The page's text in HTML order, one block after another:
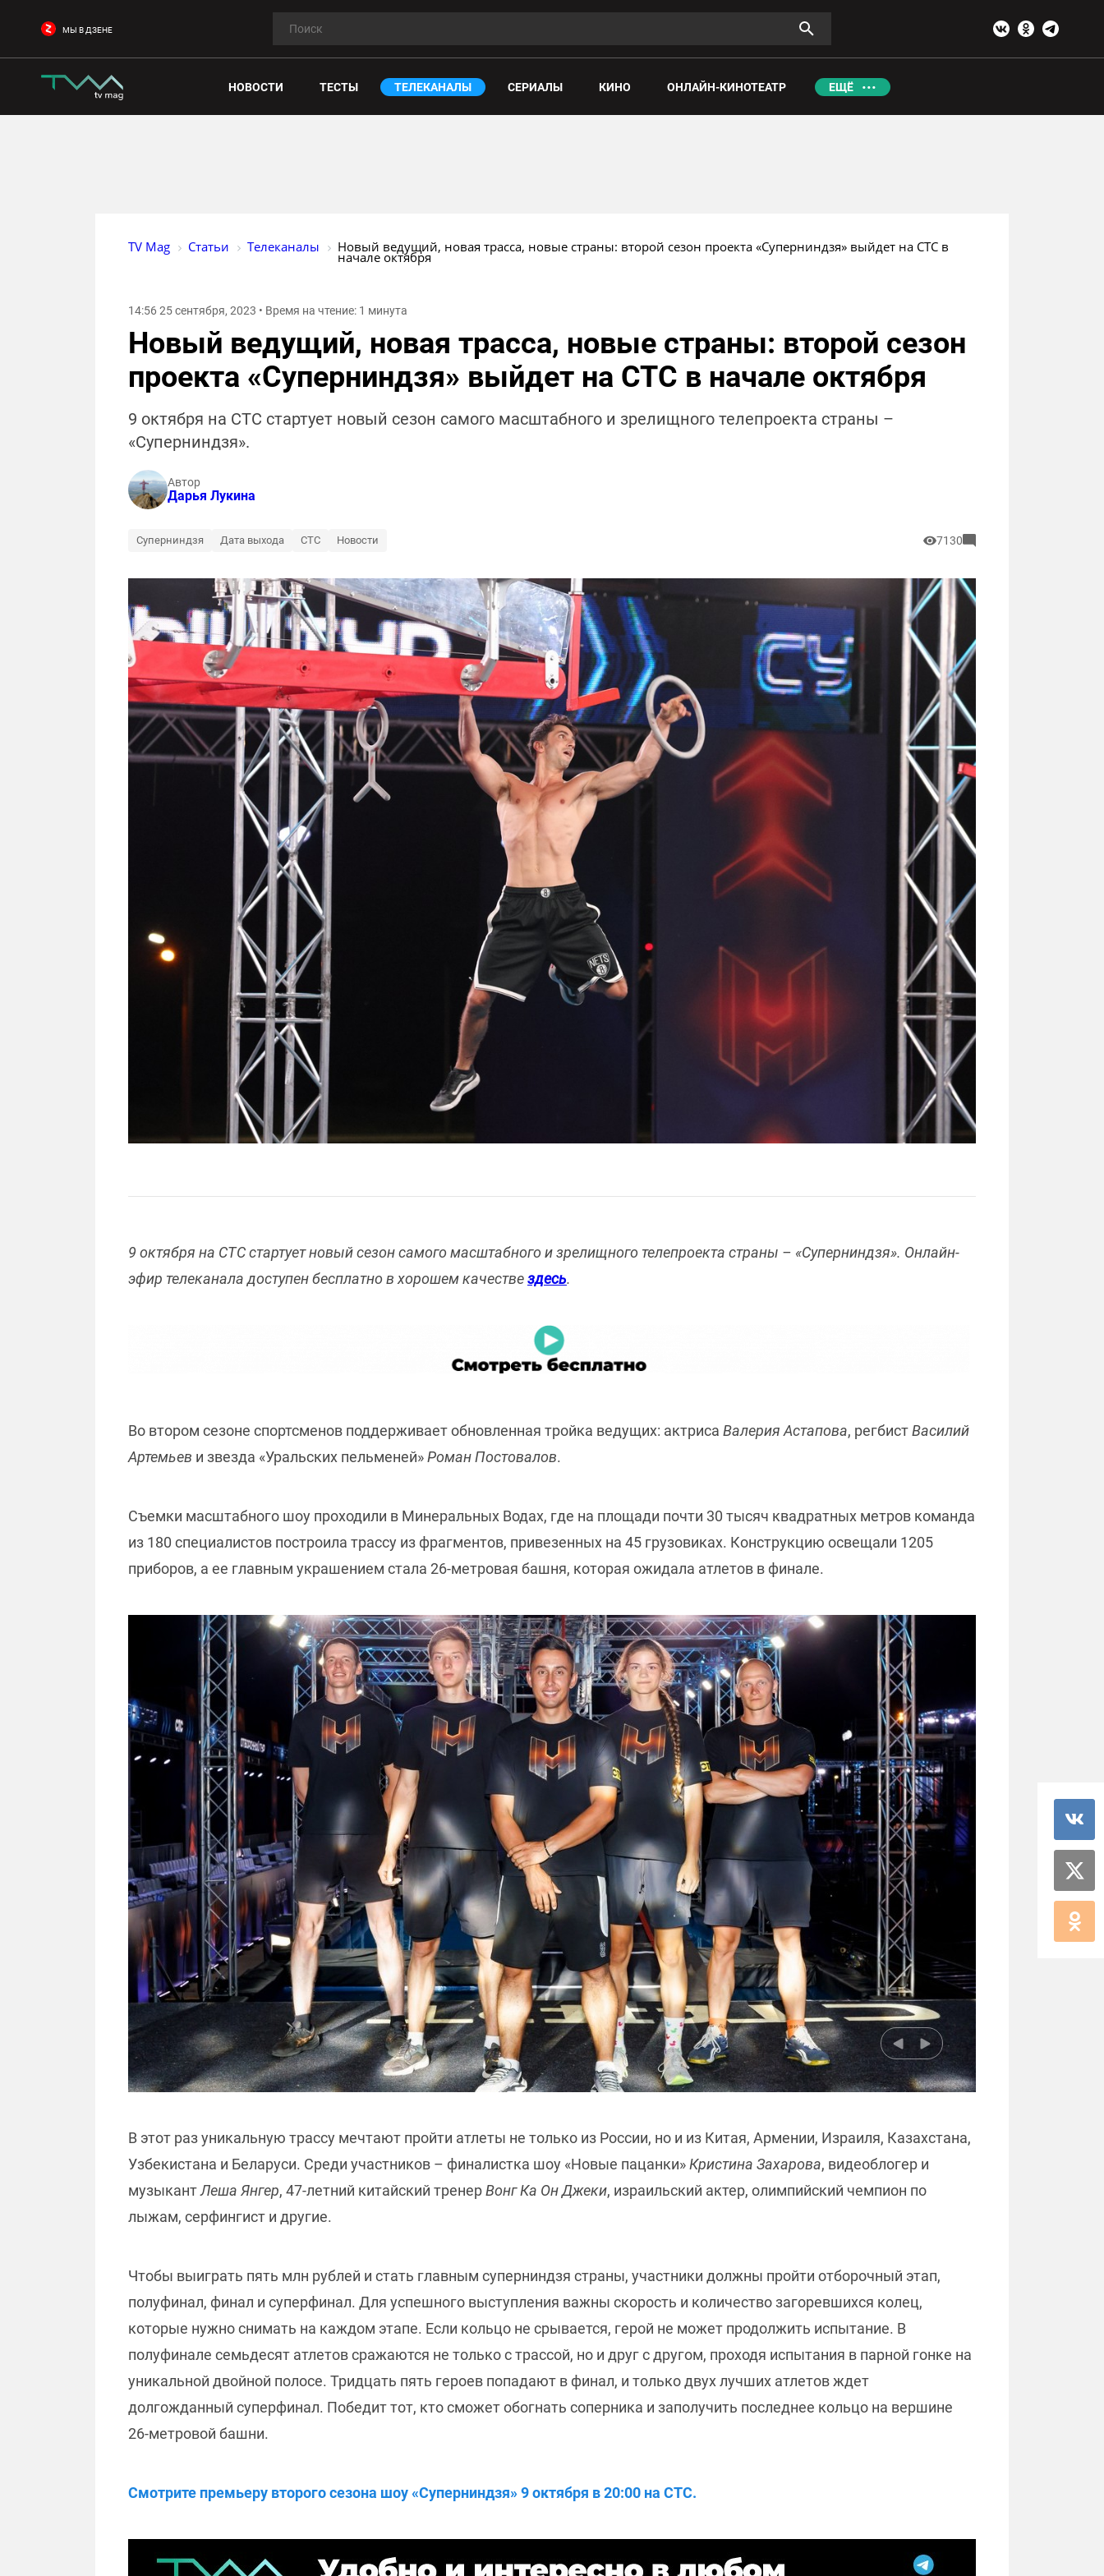
МЫ В ДЗЕНЕ
НОВОСТИ ТЕСТЫ ТЕЛЕКАНАЛЫ СЕРИАЛЫ КИНО ОНЛАЙН-КИНОТЕАТР ЕЩЁ
TV Mag Статьи Телеканалы Новый ведущий, новая трасса, новые страны: второй сезон проекта «Суперниндзя» выйдет на СТС в
начале октября
14:56 25 сентября, 2023 • Время на чтение: 1 минута
Новый ведущий, новая трасса, новые страны: второй сезон
проекта «Суперниндзя» выйдет на СТС в начале октября
9 октября на СТС стартует новый сезон самого масштабного и зрелищного телепроекта страны –
«Суперниндзя».
Автор
Дарья Лукина
Суперниндзя Дата выхода СТС Новости 7130
9 октября на СТС стартует новый сезон самого масштабного и зрелищного телепроекта страны – «Суперниндзя». Онлайн-
эфир телеканала доступен бесплатно в хорошем качествездесь.
Во втором сезоне спортсменов поддерживает обновленная тройка ведущих: актриса Валерия Астапова, регбистВасилий
Артемьев и звезда «Уральских пельменей»Роман Постовалов.
Съемки масштабного шоу проходили в Минеральных Водах, где на площади почти 30 тысяч квадратных метров команда
из 180 специалистов построила трассу из фрагментов, привезенных на 45 грузовиках. Конструкцию освещали 1205
приборов, а ее главным украшением стала 26-метровая башня, которая ожидала атлетов в финале.
В этот раз уникальную трассу мечтают пройти атлеты не только из России, но и из Китая, Армении, Израиля, Казахстана,
Узбекистана и Беларуси. Среди участников – финалистка шоу «Новые пацанки»Кристина Захарова, видеоблогер и
музыкантЛеша Янгер, 47-летний китайский тренерВонг Ка Он Джеки, израильский актер, олимпийский чемпион по
лыжам, серфингист и другие.
Чтобы выиграть пять млн рублей и стать главным суперниндзя страны, участники должны пройти отборочный этап,
полуфинал, финал и суперфинал. Для успешного выступления важны скорость и количество загоревшихся колец,
которые нужно снимать на каждом этапе. Если кольцо не срывается, герой не может продолжить испытание. В
полуфинале семьдесят атлетов сражаются не только с трассой, но и друг с другом, проходя испытания в парной гонке на
уникальной двойной полосе. Тридцать пять героев попадают в финал, и только двух лучших атлетов ждет
долгожданный суперфинал. Победит тот, кто сможет обогнать соперника и заполучить последнее кольцо на вершине
26-метровой башни.
Смотрите премьеру второго сезона шоу «Суперниндзя» 9 октября в 20:00 на СТС.